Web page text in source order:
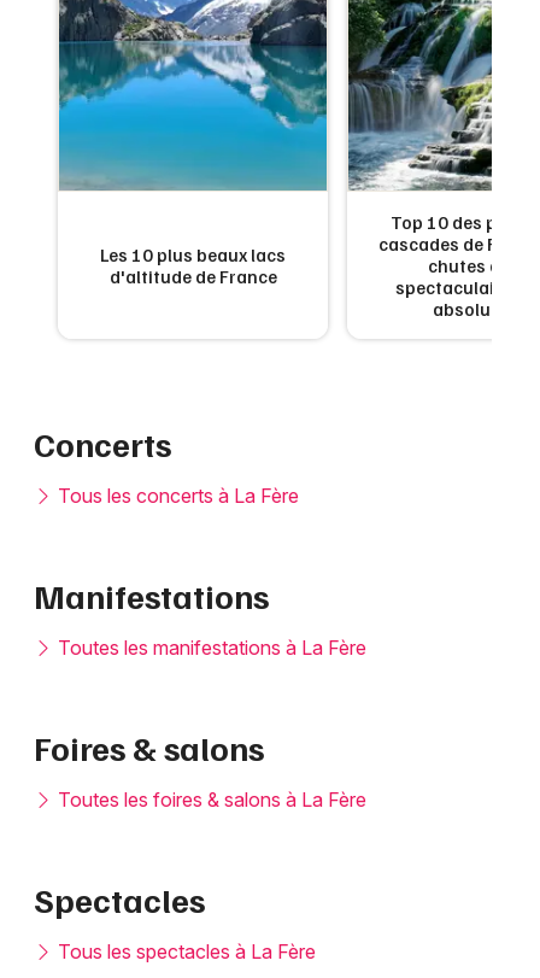
Foires & salons
Spectacles
Concerts
Soirées
Sorties famille
Sorties & loisirs
Aisne
Actus à Tergnier
Magazine à Tergnier
Mulhouse
Montpellier
Nantes
Nice
StrasbourgLes 10 plus beaux lacs
d'altitude de France
Top 10 des plus
cascades de
chutes d'eau
spectaculaires à
absolument
Concerts
Tous les concerts à La Fère
Manifestations
Toutes les manifestations à La Fère
Foires & salons
Toutes les foires & salons à La Fère
Spectacles
Tous les spectacles à La Fère